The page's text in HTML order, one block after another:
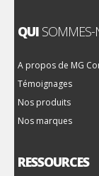
QUI SOMMES-
A propos de MG
Témoignages
Nos produits
Nos marques
RESSOURCES